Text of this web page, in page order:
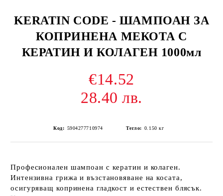
KERATIN CODE - ШАМПОАН ЗА
КОПРИНЕНА МЕКОТА С
КЕРАТИН И КОЛАГЕН 1000мл
€14.52
28.40 лв.
Код: 5904277710974 Тегло: 0.150 кг
Професионален шампоан с кератин и колаген.
Интензивна грижа и възстановяване на косата,
осигуряващ копринена гладкост и естествен блясък.